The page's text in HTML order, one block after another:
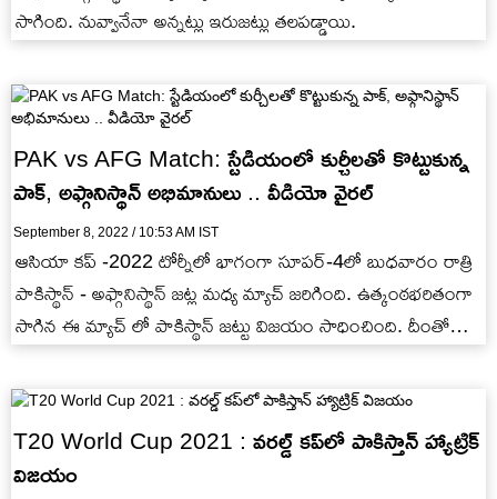
సాగింది. నువ్వానేనా అన్నట్లు ఇరుజట్లు తలపడ్డాయి.
PAK vs AFG Match: స్టేడియంలో కుర్చీలతో కొట్టుకున్న
పాక్, అఫ్గానిస్థాన్ అభిమానులు .. వీడియో వైరల్
September 8, 2022 / 10:53 AM IST
ఆసియా కప్ -2022 టోర్నీలో భాగంగా సూపర్-4లో బుధవారం రాత్రి
పాకిస్థాన్ - అఫ్గానిస్థాన్ జట్ల మధ్య మ్యాచ్ జరిగింది. ఉత్కంఠభరితంగా
సాగిన ఈ మ్యాచ్ లో పాకిస్థాన్ జట్టు విజయం సాధించింది. దీంతో…
T20 World Cup 2021 : వరల్డ్ కప్‌లో పాకిస్తాన్ హ్యాట్రిక్
విజయం